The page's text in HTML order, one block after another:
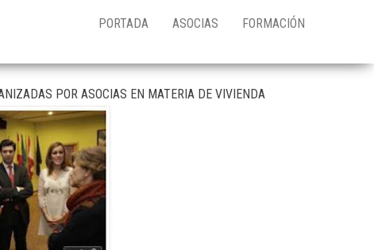
PORTADA ASOCIAS FORMACIÓN
POR ASOCIAS EN MATERIA DE VIVIENDA